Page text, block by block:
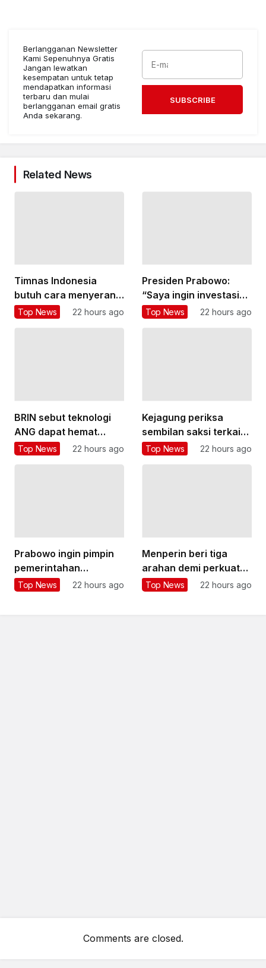
Berlangganan Newsletter
Kami Sepenuhnya Gratis
Jangan lewatkan
kesempatan untuk tetap
mendapatkan informasi
terbaru dan mulai
berlangganan email gratis
Anda sekarang.
SUBSCRIBE
Related News
Timnas Indonesia
butuh cara menyerang
yang lebih variatif
Top News 22 hours ago
Presiden Prabowo:
“Saya ingin investasi
besar di bidang
Top News 22 hours ago
BRIN sebut teknologi
ANG dapat hemat
subsidi LPG hingga
Top News 22 hours ago
Kejagung periksa
sembilan saksi terkait
kasus TPPU Febrie
Top News 22 hours ago
Prabowo ingin pimpin
pemerintahan
berlandaskan fakta
Top News 22 hours ago
Menperin beri tiga
arahan demi perkuat
ekosistem startup RI
Top News 22 hours ago
Comments are closed.